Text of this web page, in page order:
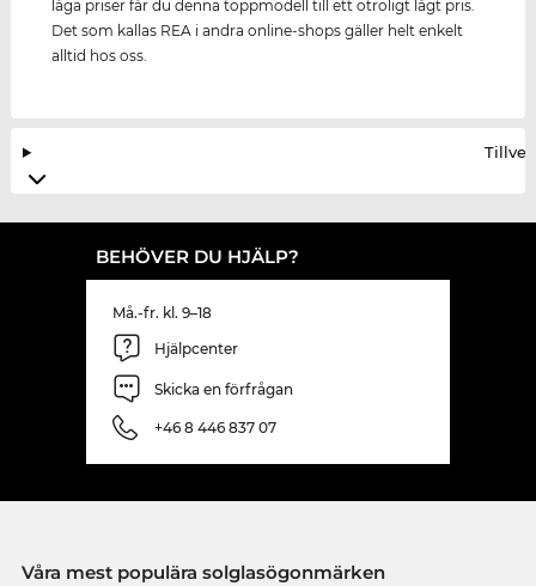
låga priser får du denna toppmodell till ett otroligt lågt pris.
Det som kallas REA i andra online-shops gäller helt enkelt
alltid hos oss.
BEHÖVER DU HJÄLP?
Må.-fr. kl. 9–18
Hjälpcenter
Skicka en förfrågan
+46 8 446 837 07
Våra mest populära solglasögonmärken